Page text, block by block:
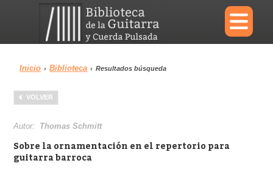
×
Menu
Biblioteca
Inicio › Biblioteca › Resultados búsqueda
VOLVER
Autor: Thomas Schmitt
Sobre la ornamentación en el repertorio para
guitarra barroca